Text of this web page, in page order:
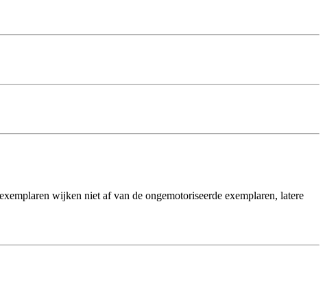
wijken niet af van de ongemotoriseerde exemplaren, latere